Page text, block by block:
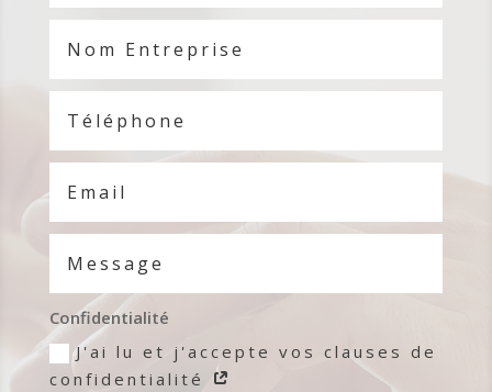
Confidentialité
J'ai lu et j'accepte vos clauses de
confidentialité